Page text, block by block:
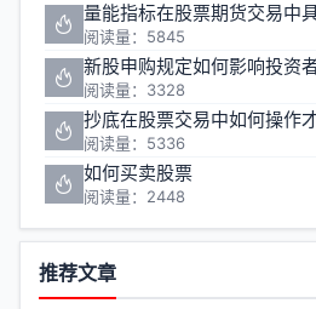
量能指标在股票期货交易中
阅读量：5845
新股申购规定如何影响投资
阅读量：3328
抄底在股票交易中如何操作
阅读量：5336
如何买卖股票
阅读量：2448
推荐文章